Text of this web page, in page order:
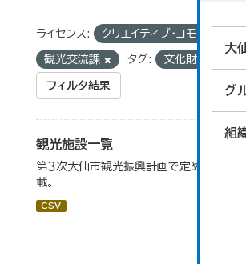
大
グ
組
ライセンス: クリエイティブ・コモンズ 表示
観光交流課 タグ: 文化財
フィルタ結果
観光施設一覧
第３次大仙市観光振興計画で定めた、主要
載。
CSV